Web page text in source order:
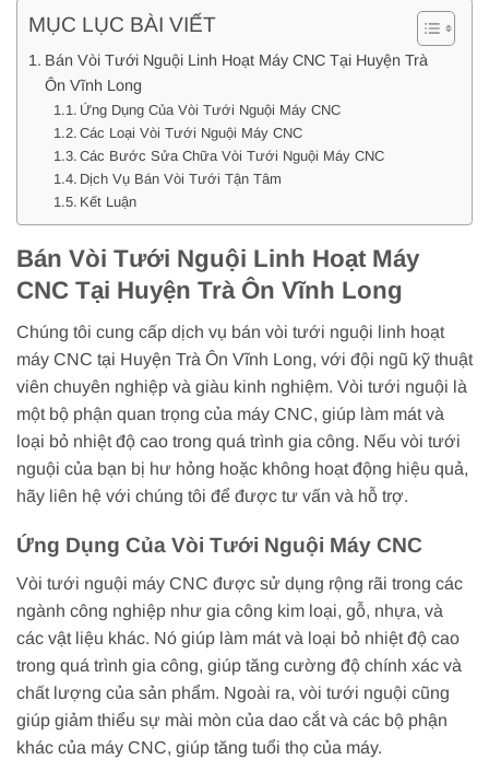
MỤC LỤC BÀI VIẾT
Bán Vòi Tưới Nguội Linh Hoạt Máy CNC Tại Huyện Trà
Ôn Vĩnh Long
Ứng Dụng Của Vòi Tưới Nguội Máy CNC
Các Loại Vòi Tưới Nguội Máy CNC
Các Bước Sửa Chữa Vòi Tưới Nguội Máy CNC
Dịch Vụ Bán Vòi Tưới Tận Tâm
Kết Luận
Bán Vòi Tưới Nguội Linh Hoạt Máy
CNC Tại Huyện Trà Ôn Vĩnh Long
Chúng tôi cung cấp dịch vụ bán vòi tưới nguội linh hoạt
máy CNC tại Huyện Trà Ôn Vĩnh Long, với đội ngũ kỹ thuật
viên chuyên nghiệp và giàu kinh nghiệm. Vòi tưới nguội là
một bộ phận quan trọng của máy CNC, giúp làm mát và
loại bỏ nhiệt độ cao trong quá trình gia công. Nếu vòi tưới
nguội của bạn bị hư hỏng hoặc không hoạt động hiệu quả,
hãy liên hệ với chúng tôi để được tư vấn và hỗ trợ.
Ứng Dụng Của Vòi Tưới Nguội Máy CNC
Vòi tưới nguội máy CNC được sử dụng rộng rãi trong các
ngành công nghiệp như gia công kim loại, gỗ, nhựa, và
các vật liệu khác. Nó giúp làm mát và loại bỏ nhiệt độ cao
trong quá trình gia công, giúp tăng cường độ chính xác và
chất lượng của sản phẩm. Ngoài ra, vòi tưới nguội cũng
giúp giảm thiểu sự mài mòn của dao cắt và các bộ phận
khác của máy CNC, giúp tăng tuổi thọ của máy.